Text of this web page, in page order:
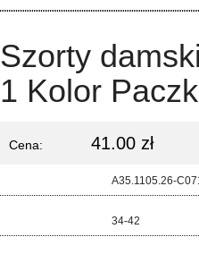
Szorty
1 Kolor
Cena: 41.00 zł
A35.1105.26-
34-42